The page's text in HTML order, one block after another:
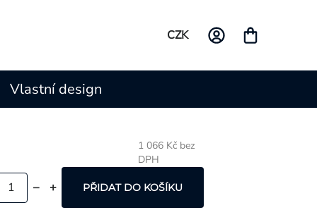
CZK
Vlastní design
1 066 Kč bez
DPH
PŘIDAT DO KOŠÍKU